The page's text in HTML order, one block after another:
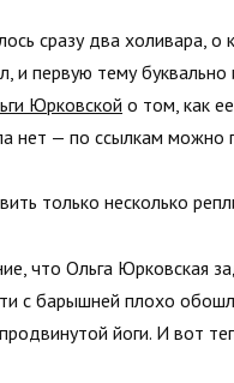
сразу два холивара, о
и первую тему
Юрковской о том, как
нет — по ссылкам можно
только несколько
что Ольга Юрковская
с барышней плохо
йоги. И вот